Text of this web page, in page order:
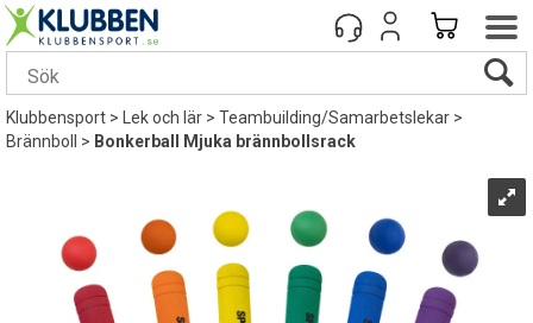
Klubbensport> Lek och lär>Teambuilding/Samarbetslekar>
Brännboll
> Bonkerball Mjuka brännbollsrack